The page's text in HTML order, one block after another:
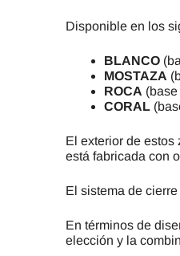
Disponible en los
BLANCO
MOSTAZA
ROCA
CORAL
El exterior de estos
está fabricada con
El sistema de
En términos de
elección y la